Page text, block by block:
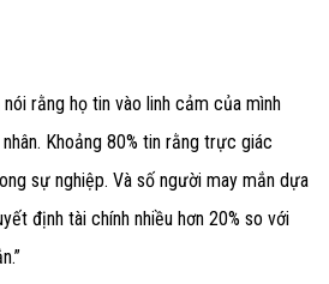
nói rằng họ tin vào linh cảm của mình
Khoảng 80% tin rằng trực giác
sự nghiệp. Và số người may mắn dựa
định tài chính nhiều hơn 20% so với